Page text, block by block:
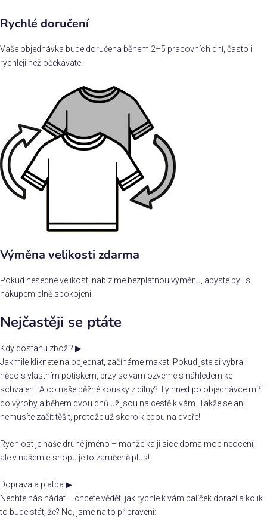
Rychlé doručení
Vaše objednávka bude doručena během 2–5 pracovních dní, často i
rychleji než očekáváte.
Výměna velikosti zdarma
Pokud nesedne velikost, nabízíme bezplatnou výměnu, abyste byli s
nákupem plně spokojeni.
Nejčastěji se ptáte
Kdy dostanu zboží? ▶
Jakmile kliknete na objednat, začínáme makat! Pokud jste si vybrali
něco s vlastním potiskem, brzy se vám ozveme s náhledem ke
schválení. A co naše běžné kousky z dílny? Ty hned po objednávce míří
do výroby a během dvou dnů už jsou na cestě k vám. Takže se ani
nemusíte začít těšit, protože už skoro klepou na dveře!
Rychlost je naše druhé jméno – manželka ji sice doma moc neocení,
ale v našem e-shopu je to zaručeně plus!
Doprava a platba ▶
Nechte nás hádat – chcete vědět, jak rychle k vám balíček dorazí a kolik
to bude stát, že? No, jsme na to připraveni: